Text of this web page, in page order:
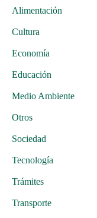
Alimentación
Cultura
Economía
Educación
Medio Ambiente
Otros
Sociedad
Tecnología
Trámites
Transporte